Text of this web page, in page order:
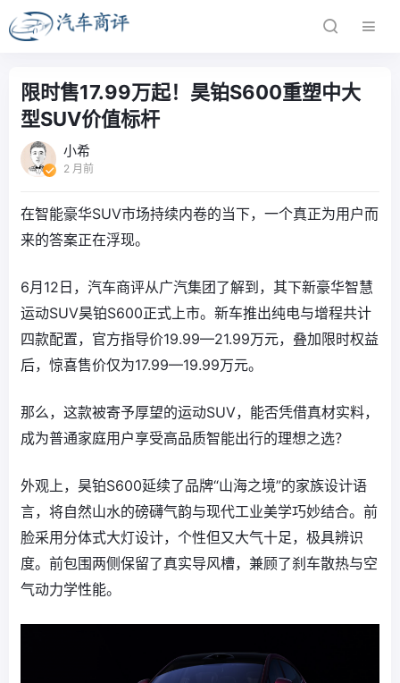
限时售17.99万起！昊铂S600重塑中大
型SUV价值标杆‌
小希
2 月前
在智能豪华SUV市场持续内卷的当下，一个真正为用户而
来的答案正在浮现。
6月12日，汽车商评从广汽集团了解到，其下新豪华智慧
运动SUV昊铂S600正式上市。新车推出纯电与增程共计
四款配置，官方指导价19.99—21.99万元，叠加限时权益
后，惊喜售价仅为‌17.99—19.99万元‌。
那么，这款被寄予厚望的运动SUV，能否凭借真材实料，
成为普通家庭用户享受高品质智能出行的理想之选？
外观上，昊铂S600延续了品牌“山海之境”的家族设计语
言，将自然山水的磅礴气韵与现代工业美学巧妙结合。前
脸采用分体式大灯设计，个性但又大气十足，极具辨识
度。前包围两侧保留了真实导风槽，兼顾了刹车散热与空
气动力学性能。